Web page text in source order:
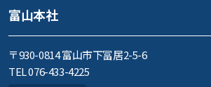
富山本社
〒930-0814 富山市下冨居2-5-6
TEL 076-433-4225